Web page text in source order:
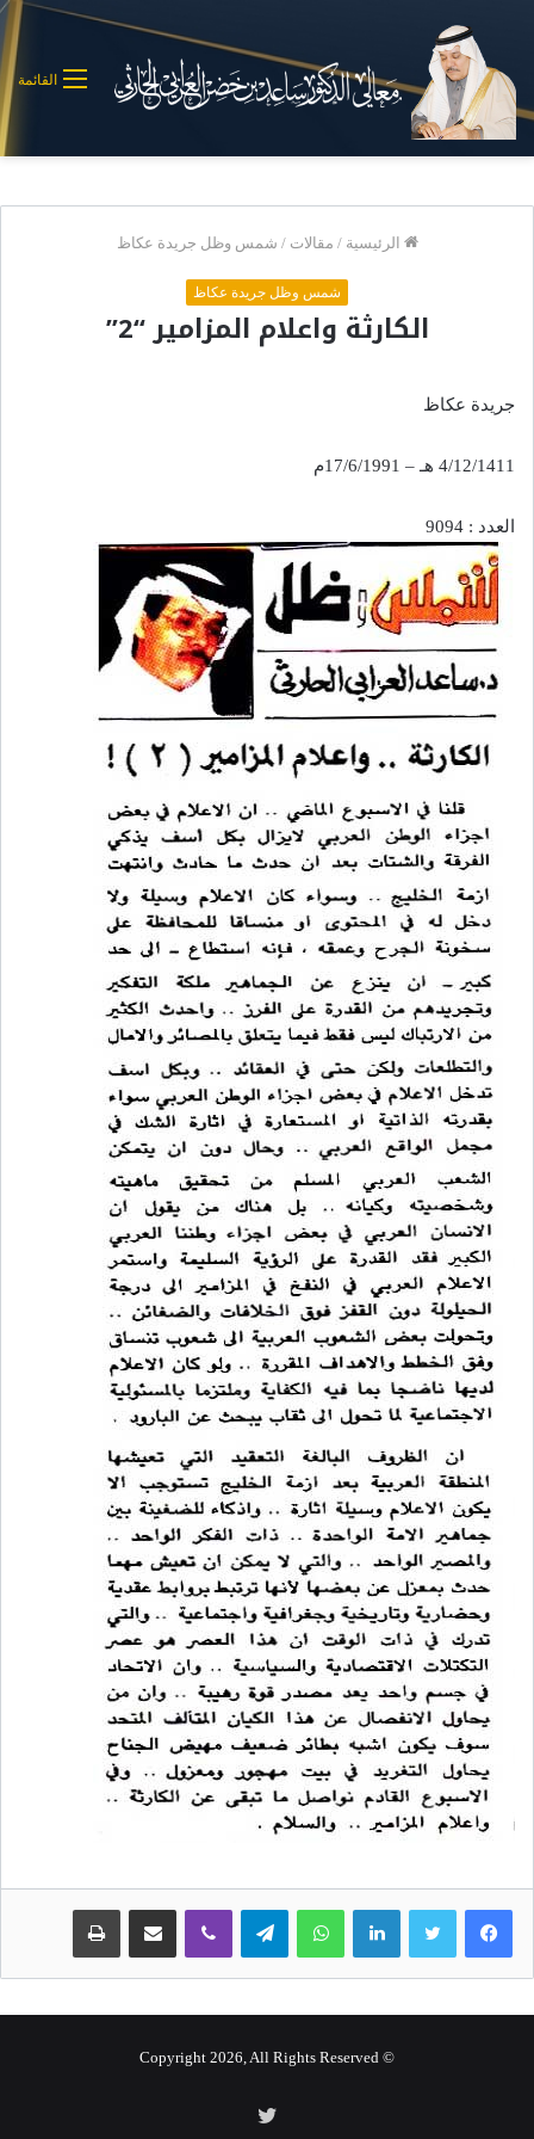
القائمة
الرئيسية / مقالات / شمس وظل جريدة عكاظ
شمس وظل جريدة عكاظ
الكارثة واعلام المزامير “2”
جريدة عكاظ
4/12/1411 هـ – 17/6/1991م
العدد : 9094
لينكدإن واتساب تيلقرام
© Copyright 2026, All Rights Reserved